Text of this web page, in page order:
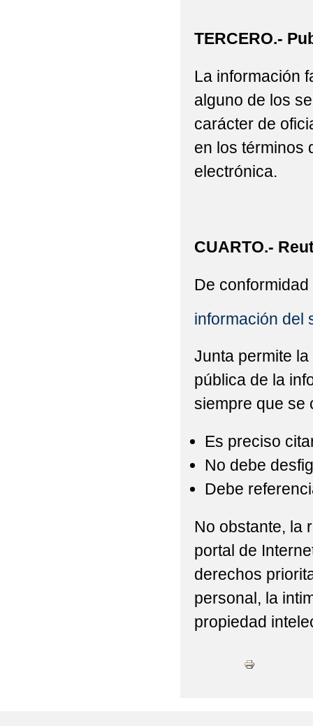
TERCERO.-
La información
alguno de los
carácter de
en los términos
electrónica.
CUARTO.-
De
información del
Junta permite
pública de la
siempre que se
Es preciso
No debe
Debe
No obstante, la
portal de
derechos
personal, la
propiedad